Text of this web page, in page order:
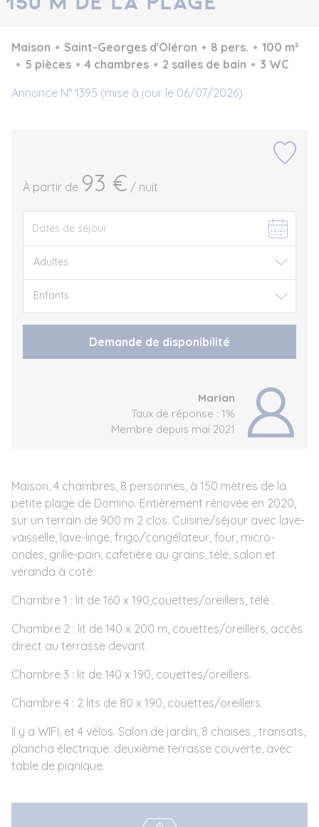
Maison Saint-Georges d'Oléron 8 pers.
100 m²
5 pièces
4 chambres 2 salles de bain
3 WC
Annonce N° 1395 (mise à jour le 06/07/2026)
À partir de 93 € / nuit
Demande de disponibilité
Marian
Taux de réponse : 1%
Membre depuis mai 2021
Maison, 4 chambres, 8 personnes, à 150 mètres de la
petite plage de Domino. Entièrement rénovée en 2020,
sur un terrain de 900 m 2 clos. Cuisine/séjour avec lave-
vaisselle, lave-linge, frigo/congélateur, four, micro-
ondes, grille-pain, cafetière au grains, télé, salon et
véranda à coté.
Chambre 1 : lit de 160 x 190,couettes/oreillers, télé .
Chambre 2 : lit de 140 x 200 m, couettes/oreillers, accès
direct au terrasse devant.
Chambre 3 : lit de 140 x 190, couettes/oreillers.
Chambre 4 : 2 lits de 80 x 190, couettes/oreillers.
Il y a WIFI, et 4 vélos. Salon de jardin, 8 chaises , transats,
plancha électrique. deuxième terrasse couverte, avec
table de piqnique.